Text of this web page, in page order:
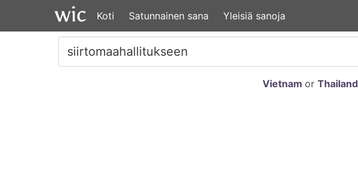
Koti Satunnainen sana Yleisiä sanoja
Vietnam or Thailand